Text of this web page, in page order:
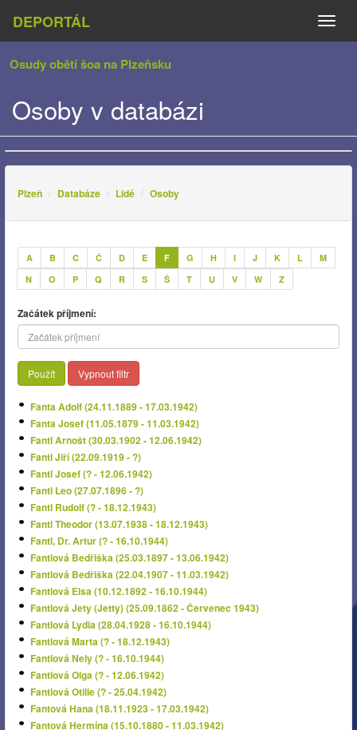
DEPORTÁL
Osudy obětí šoa na Plzeňsku
Osoby v databázi
Plzeň Databáze Lidé Osoby
A B C Č D E F G H I J K L
M
N
O P Q R S Š T U V W Z
Začátek příjmení:
Použít Vypnout filtr
Fanta Adolf (24.11.1889 - 17.03.1942)
Fanta Josef (11.05.1879 - 11.03.1942)
Fantl Arnošt (30.03.1902 - 12.06.1942)
Fantl Jiří (22.09.1919 - ?)
Fantl Josef (? - 12.06.1942)
Fantl Leo (27.07.1896 - ?)
Fantl Rudolf (? - 18.12.1943)
Fantl Theodor (13.07.1938 - 18.12.1943)
Fantl, Dr. Artur (? - 16.10.1944)
Fantlová Bedřiška (25.03.1897 - 13.06.1942)
Fantlová Bedřiška (22.04.1907 - 11.03.1942)
Fantlová Elsa (10.12.1892 - 16.10.1944)
Fantlová Jety (Jetty) (25.09.1862 - Červenec 1943)
Fantlová Lydia (28.04.1928 - 16.10.1944)
Fantlová Marta (? - 18.12.1943)
Fantlová Nely (? - 16.10.1944)
Fantlová Olga (? - 12.06.1942)
Fantlová Otilie (? - 25.04.1942)
Fantová Hana (18.11.1923 - 17.03.1942)
Fantová Hermína (15.10.1880 - 11.03.1942)